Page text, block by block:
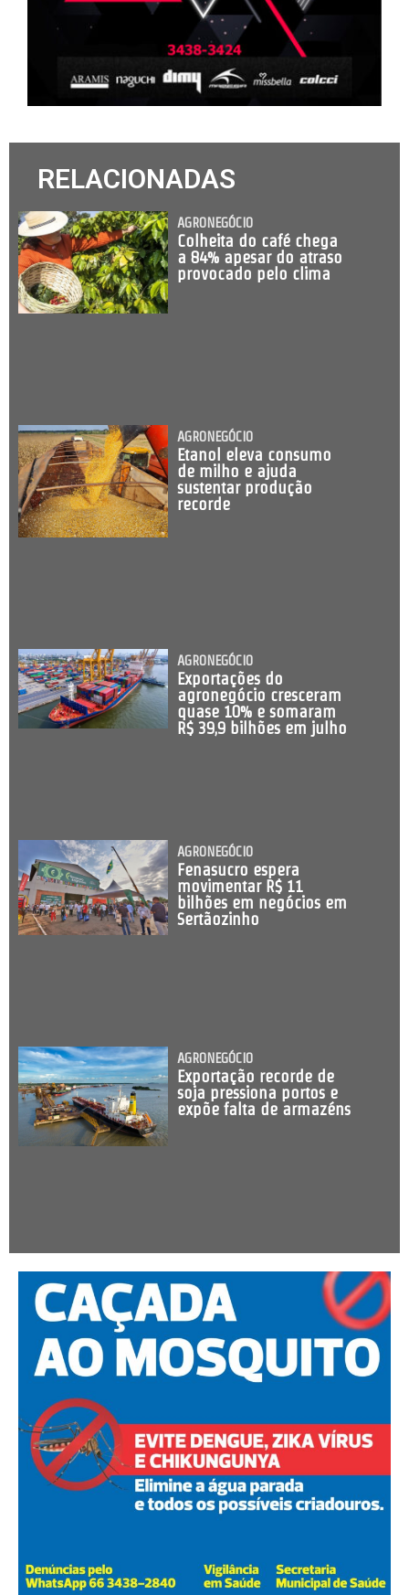
RELACIONADAS
AGRONEGÓCIO
Colheita do café chega
a 84% apesar do atraso
provocado pelo clima
AGRONEGÓCIO
Etanol eleva consumo
de milho e ajuda
sustentar produção
recorde
AGRONEGÓCIO
Exportações do
agronegócio cresceram
quase 10% e somaram
R$ 39,9 bilhões em julho
AGRONEGÓCIO
Fenasucro espera
movimentar R$ 11
bilhões em negócios em
Sertãozinho
AGRONEGÓCIO
Exportação recorde de
soja pressiona portos e
expõe falta de armazéns